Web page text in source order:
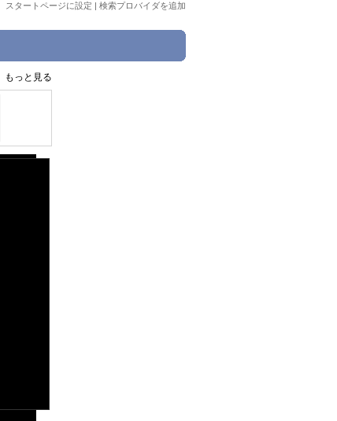
スタートページに設定 | 検索プロバイダを追加
もっと見る